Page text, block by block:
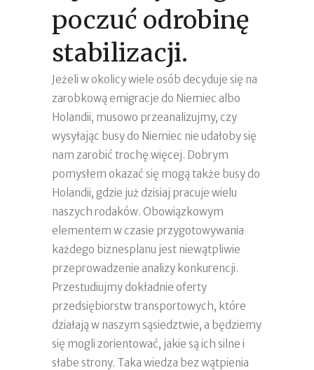
poczuć odrobinę
stabilizacji.
Jeżeli w okolicy wiele osób decyduje się na
zarobkową emigracje do Niemiec albo
Holandii, musowo przeanalizujmy, czy
wysyłając busy do Niemiec nie udałoby się
nam zarobić trochę więcej. Dobrym
pomysłem okazać się mogą także busy do
Holandii, gdzie już dzisiaj pracuje wielu
naszych rodaków. Obowiązkowym
elementem w czasie przygotowywania
każdego biznesplanu jest niewątpliwie
przeprowadzenie analizy konkurencji.
Przestudiujmy dokładnie oferty
przedsiębiorstw transportowych, które
działają w naszym sąsiedztwie, a będziemy
się mogli zorientować, jakie są ich silne i
słabe strony. Taka wiedza bez wątpienia